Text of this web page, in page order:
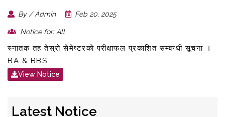
By / Admin Feb 20, 2025
Notice for: All
स्नातक तह तेस्राे सेमेष्टरकाे परीक्षाफल प्रकाशित सम्बन्धी सूचना ।
BA & BBS
View Notice
Latest Notice